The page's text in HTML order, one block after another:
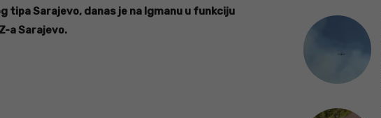
tipa Sarajevo, danas je na Igmanu u funkciju
a Sarajevo.